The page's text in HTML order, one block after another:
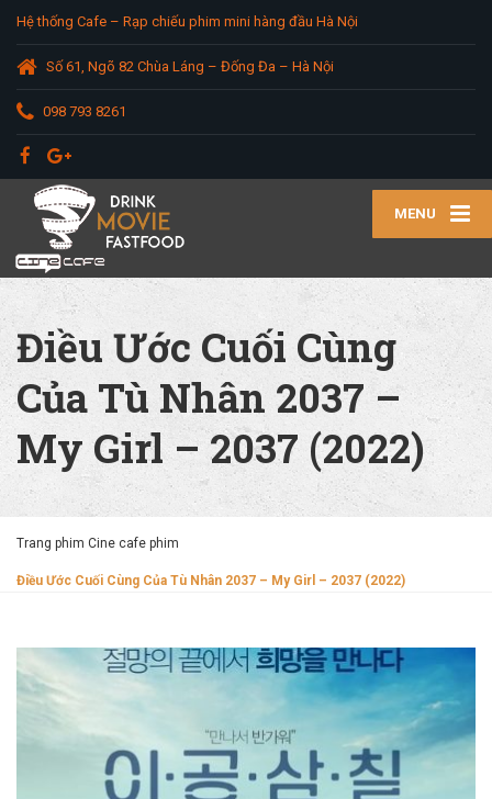
Hệ thống Cafe – Rạp chiếu phim mini hàng đầu Hà Nội
Số 61, Ngõ 82 Chùa Láng – Đống Đa – Hà Nội
098 793 8261
MENU
Điều Ước Cuối Cùng
Của Tù Nhân 2037 –
My Girl – 2037 (2022)
Trang phim Cine cafe phim
Điều Ước Cuối Cùng Của Tù Nhân 2037 – My Girl – 2037 (2022)